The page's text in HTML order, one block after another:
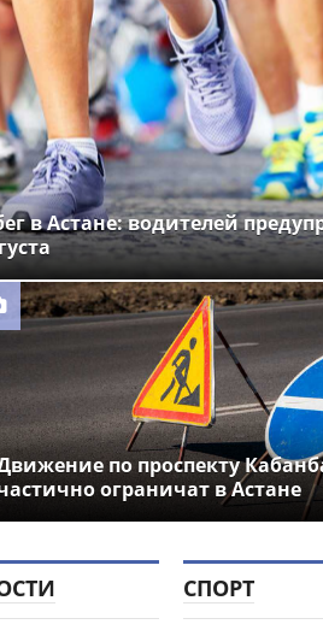
в Астане: водителей
по проспекту
ограничат в Астане
СПОРТ